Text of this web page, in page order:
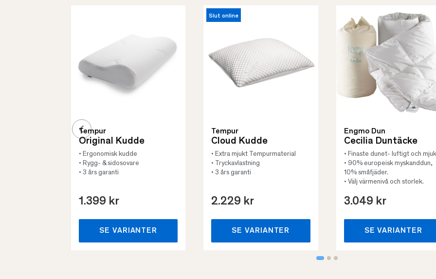
Tempur
Original Kudde
• Ergonomisk kudde
• Rygg- & sidosovare
• 3 års garanti
1.399 kr
SE VARIANTER
Slut online
Tempur
Cloud Kudde
• Extra mjukt Tempurmaterial
• Tryckavlastning
• 3 års garanti
2.229 kr
SE VARIANTER
Engmo Dun
Cecilia Duntäcke
• Finaste dunet- luftigt och
• 90% europeisk myskanddun,
10% småfjäder.
• Välj värmenivå och storlek.
3.049 kr
SE VARIANTER